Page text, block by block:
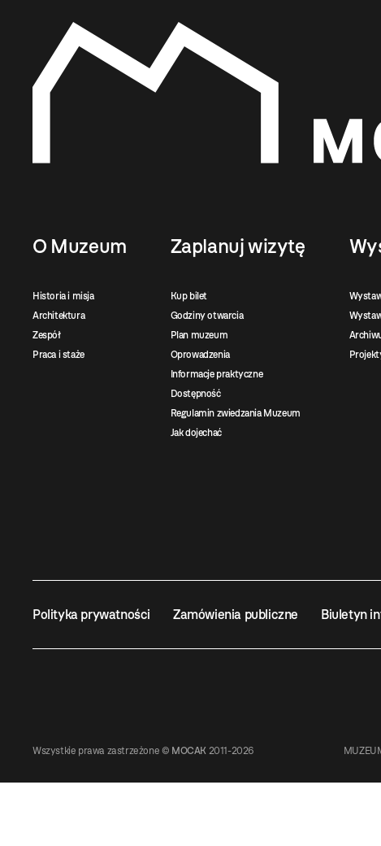
O Muzeum
Historia i misja
Architektura
Zespół
Praca i staże
Zaplanuj wizytę
Kup bilet
Godziny otwarcia
Plan muzeum
Oprowadzenia
Informacje praktyczne
Dostępność
Regulamin zwiedzania Muzeum
Jak dojechać
Polityka prywatności Zamówienia publiczne Biuletyn
Wszystkie prawa zastrzeżone © MOCAK 2011-2026